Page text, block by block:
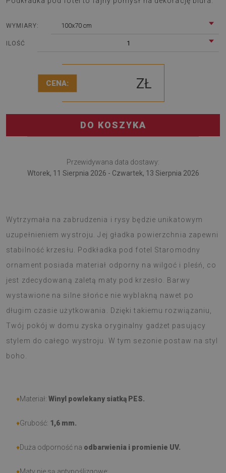
WYMIARY: 100x70 cm
ILOŚĆ 1
CENA: ZŁ
DO KOSZYKA
Przewidywana data dostawy:
Wtorek, 11 Sierpnia 2026 - Czwartek, 13 Sierpnia 2026
Wytrzymała na zabrudzenia i rysy będzie unikatowym
uzupełnieniem wystroju. Jej gładka powierzchnia zapewni
stabilność krzesłu. Podkładka pod fotel Staromodny
ornament posiada materiał odporny na wilgoć i pleśń, co
jest zdecydowaną zaletą maty pod krzesło. Barwy
wystawione na silne słońce nie wyblakną nawet po
długim czasie użytkowania. Dzięki takiemu rozwiązaniu,
Twój pokój w domu zyska oryginalny gadżet pasujący
stylem do całego wystroju. W tym sezonie postaw na styl
boho.
♦Materiał: Winyl powlekany siatką PES.
♦Grubość: 1,6 mm.
♦Duża odporność na odbarwienia i promienie UV.